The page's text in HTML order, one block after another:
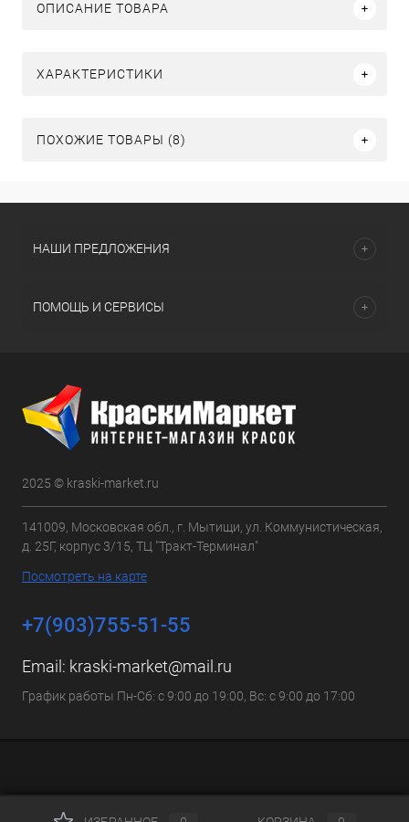
ОПИСАНИЕ ТОВАРА
ХАРАКТЕРИСТИКИ
ПОХОЖИЕ ТОВАРЫ (8)
НАШИ ПРЕДЛОЖЕНИЯ
ПОМОЩЬ И СЕРВИСЫ
2025 © kraski-market.ru
141009, Московская обл., г. Мытищи, ул. Коммунистическая,
д. 25Г, корпус 3/15, ТЦ "Тракт-Терминал"
Посмотреть на карте
+7(903)755-51-55
Email: kraski-market@mail.ru
График работы Пн-Сб: с 9:00 до 19:00, Вс: с 9:00 до 17:00